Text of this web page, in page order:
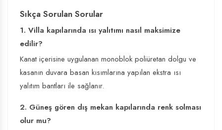
Sıkça Sorulan Sorular
1. Villa kapılarında ısı yalıtımı nasıl maksimize
edilir?
Kanat içerisine uygulanan monoblok poliüretan dolgu ve
kasanın duvara basan kısımlarına yapılan ekstra ısı
yalıtım bantları ile sağlanır.
2. Güneş gören dış mekan kapılarında renk solması
olur mu?